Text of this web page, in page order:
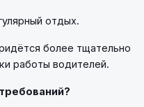
отдых.
более тщательно
работы водителей.